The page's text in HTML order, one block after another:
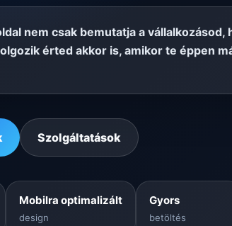
nem csak bemutatja a vállalkozásod,
érted akkor is, amikor te éppen
Szolgáltatások
Mobilra optimalizált
design
Gyors
betöltés